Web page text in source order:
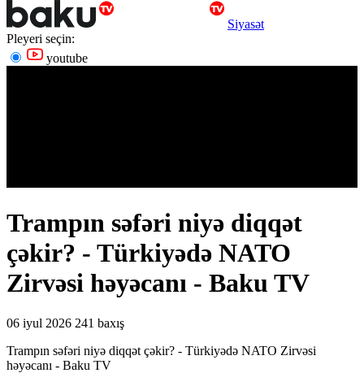
Siyasət
Pleyeri seçin:
youtube
Trampın səfəri niyə diqqət
çəkir? - Türkiyədə NATO
Zirvəsi həyəcanı - Baku TV
06 iyul 2026 241 baxış
Trampın səfəri niyə diqqət çəkir? - Türkiyədə NATO Zirvəsi
həyəcanı - Baku TV